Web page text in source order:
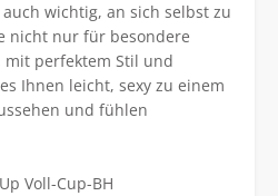
wichtig, an sich selbst zu
nicht nur für besondere
mit perfektem Stil und
Ihnen leicht, sexy zu einem
und fühlen
Voll-Cup-BH